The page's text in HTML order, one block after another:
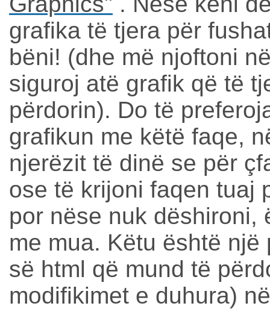
grafika të tjera për
bëni! (dhe më njoftoni
siguroj atë grafik që të
përdorin). Do të
grafikun me këtë faqe,
njerëzit të dinë se për
ose të krijoni faqen tuaj
por nëse nuk dëshironi,
me mua. Këtu është një
së html që mund të
modifikimet e duhura)